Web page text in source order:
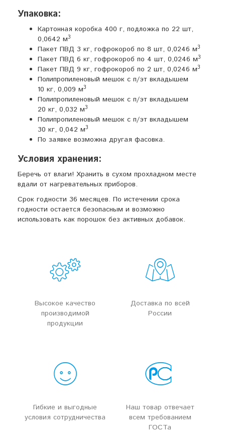
Упаковка:
Картонная коробка 400 г, подложка по 22 шт,
0,0642 м3
Пакет ПВД 3 кг, гофрокороб по 8 шт, 0,0246 м3
Пакет ПВД 6 кг, гофрокороб по 4 шт, 0,0246 м3
Пакет ПВД 9 кг, гофрокороб по 2 шт, 0,0246 м3
Полипропиленовый мешок с п/эт вкладышем
10 кг, 0,009 м3
Полипропиленовый мешок с п/эт вкладышем
20 кг, 0,032 м3
Полипропиленовый мешок с п/эт вкладышем
30 кг, 0,042 м3
По заявке возможна другая фасовка.
Условия хранения:
Беречь от влаги! Хранить в сухом прохладном месте
вдали от нагревательных приборов.
Срок годности 36 месяцев. По истечении срока
годности остается безопасным и возможно
использовать как порошок без активных добавок.
Высокое качество
производимой
продукции
Доставка по всей
России
Гибкие и выгодные
условия сотрудничества
Наш товар отвечает
всем требованием
ГОСТа